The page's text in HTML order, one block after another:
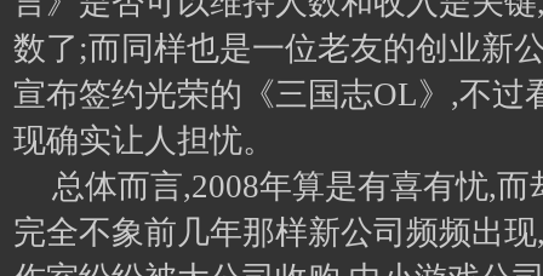
数了;而同样也是一位老友的创业新
宣布签约光荣的《三国志OL》,不过
现确实让人担忧。
总体而言,2008年算是有喜有忧,
完全不象前几年那样新公司频频出